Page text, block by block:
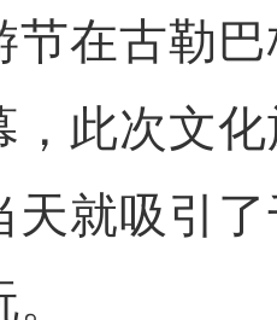
节在古勒
，此次文
天就吸引